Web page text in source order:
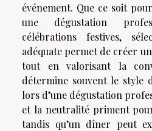
événement. Que ce soit
une dégustation
célébrations festives,
adéquate permet de créer
tout en valorisant la
détermine souvent le style
lors d’une dégustation
et la neutralité priment
tandis qu’un dîner peut